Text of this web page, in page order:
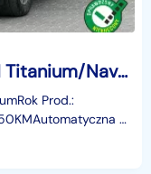
Ford S-MAX 2,0TDCi 150KM Titanium/Navi/Ledy/Automat/ParkAssist/PDC/Ambiente
Prod.:
8